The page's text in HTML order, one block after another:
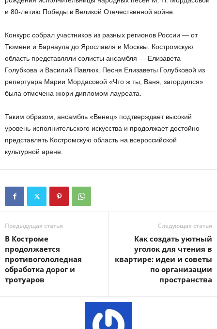
и 80-летию Победы в Великой Отечественной войне.
Конкурс собрал участников из разных регионов России — от
Тюмени и Барнаула до Ярославля и Москвы. Костромскую
область представляли солисты ансамбля — Елизавета
Голубкова и Василий Павлюк. Песня Елизаветы Голубковой из
репертуара Марии Мордасовой «Что ж ты, Ваня, загордился»
была отмечена жюри дипломом лауреата.
Таким образом, ансамбль «Венец» подтверждает высокий
уровень исполнительского искусства и продолжает достойно
представлять Костромскую область на всероссийской
культурной арене.
Предыдущая статья
В Костроме
продолжается
противогололедная
обработка дорог и
тротуаров
Следующая статья
Как создать уютный
уголок для чтения в
квартире: идеи и советы
по организации
пространства